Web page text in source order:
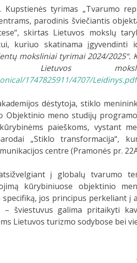
Kupstienės tyrimas „Tvarumo
parodinis šviečiantis
skirtas Lietuvos mokslų
kuriuo skatinama įgyvendinti
moksliniai tyrimai 2024/
Lietuvos
1747825911/4707/Leidinys.pdf
dėstytoja, stiklo
Objektinio meno studijų
paieškoms, vystant
„Stiklo transformacija“,
centre (Pramonės pr.
į globalų tvarumo
kūrybiniuose objektinio
jos principus perkeliant
– šviestuvus galima pritaikyti
Lietuvos turizmo sodybose bei